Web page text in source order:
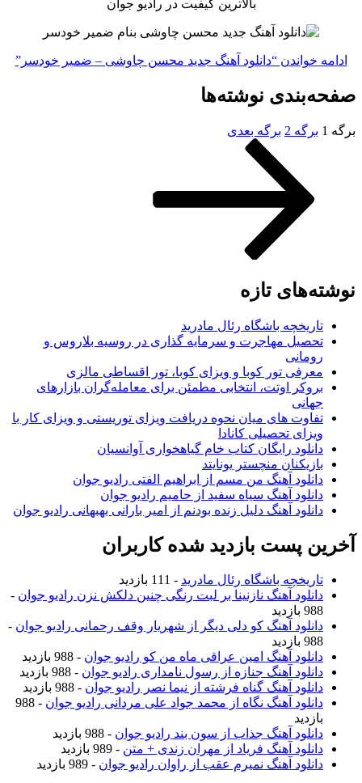
بالاترین کیفیت در رادیو جوان
ادامه خواندن “دانلود آهنگ جدید محسن چاوشی – ضمیر خودسر”
صفحه‌بندی نوشته‌ها
برگه 1 برگه 2 برگه بعدی
نوشته‌های تازه
تاریخچه باشگاه رئال مادرید
تحصیل مهاجرت و سرمایه گذاری در روسیه بلاروس و
رومانی
معرفی تور کوبا و ویزای کوبا، تور اقساطی مالزی
بروکر اوتت، انتخابی مطمئن برای معامله‌گران بازارهای
جهانی
تفاوت های میان نحوه دریافت ویزای توریستی و ویزای کار با
ویزای تحصیلی کانادا
دانلود رایگان کتاب خام گیاهخواری آوانسیان
بازیکنان منچستر یونایتد
دانلود آهنگ من مسم از ابراهیم الفتی رادیو جوان
دانلود آهنگ سیاه سفید از حامیم رادیو جوان
دانلود آهنگ دلیل زنده بودنم از امیر بارانی بهبهانی رادیو جوان
آخرین پست بازدید شده کاربران
تاریخچه باشگاه رئال مادرید - 111 بازدید
دانلود آهنگ نازنینا بر لبت رنگی چنین دلکش نزن رادیو جوان -
988 بازدید
دانلود آهنگ کو دلی دیگر از شهریار وقف رحمانی رادیو جوان -
988 بازدید
دانلود آهنگ امین عراقی ماه من کو رادیو جوان - 988 بازدید
دانلود آهنگ جنازه از رسول نامداری رادیو جوان - 988 بازدید
دانلود آهنگ گناه فرشته از نیما نصر رادیو جوان - 988 بازدید
دانلود آهنگ نگاه از محمد جواد علی مردانی رادیو جوان
- 988
بازدید
دانلود آهنگ جذاب از سون بند رادیو جوان - 988 بازدید
دانلود آهنگ فریاد از مهران زندی + متن - 989 بازدید
دانلود آهنگ نمیرم عقب از راوان رادیو جوان - 989 بازدید